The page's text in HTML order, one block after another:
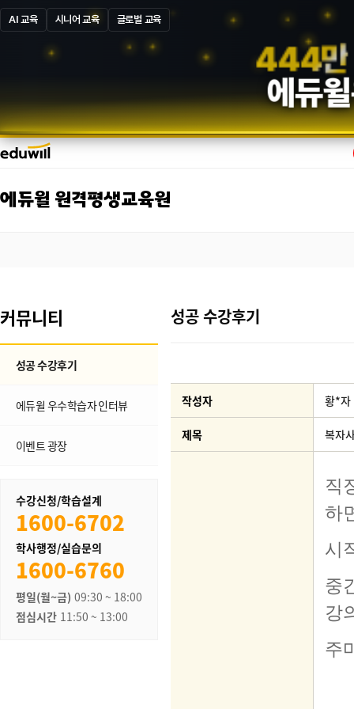
AI 교육 시니어 교육 글로벌 교육
566만
에듀윌
에듀윌 원격평생교육원
커뮤니티
성공 수강후기
에듀윌 우수학습자 인터뷰
이벤트 광장
수강신청/학습설계
1600-6702
학사행정/실습문의
1600-6760
평일(월~금) 09:30 ~ 18:00
점심시간 11:50 ~ 13:00
성공 수강후기
작성자 황*자
제목 복자